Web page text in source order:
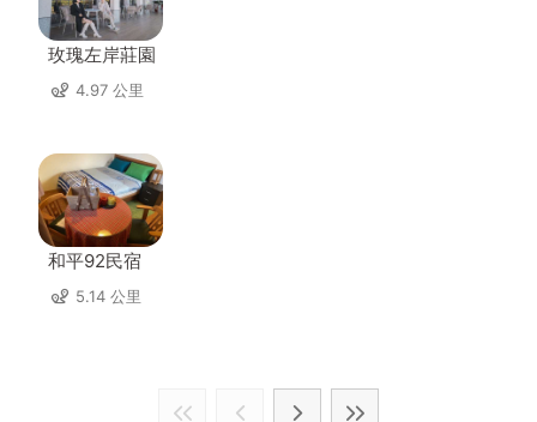
玫瑰左岸莊園
4.97 公里
和平92民宿
5.14 公里